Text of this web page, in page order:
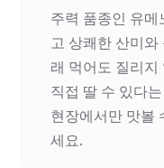
주력 품종인 유
고 상쾌한 산미
래 먹어도 질리
직접 딸 수 있다
현장에서만 맛볼
세요.